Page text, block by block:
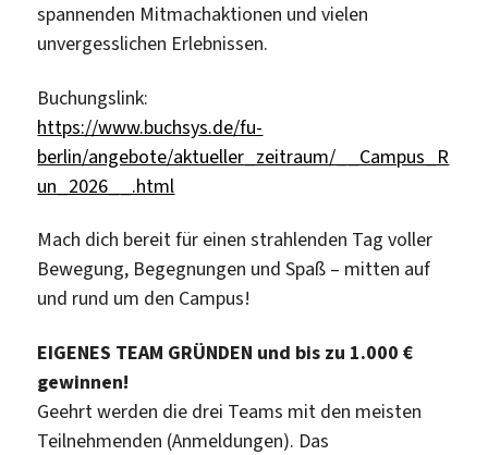
spannenden Mitmachaktionen und vielen
unvergesslichen Erlebnissen.
Buchungslink:
https://www.buchsys.de/fu-
berlin/angebote/aktueller_zeitraum/__Campus_R
un_2026__.html
Mach dich bereit für einen strahlenden Tag voller
Bewegung, Begegnungen und Spaß – mitten auf
und rund um den Campus!
EIGENES TEAM GRÜNDEN und bis zu 1.000 €
gewinnen!
Geehrt werden die drei Teams mit den meisten
Teilnehmenden (Anmeldungen). Das